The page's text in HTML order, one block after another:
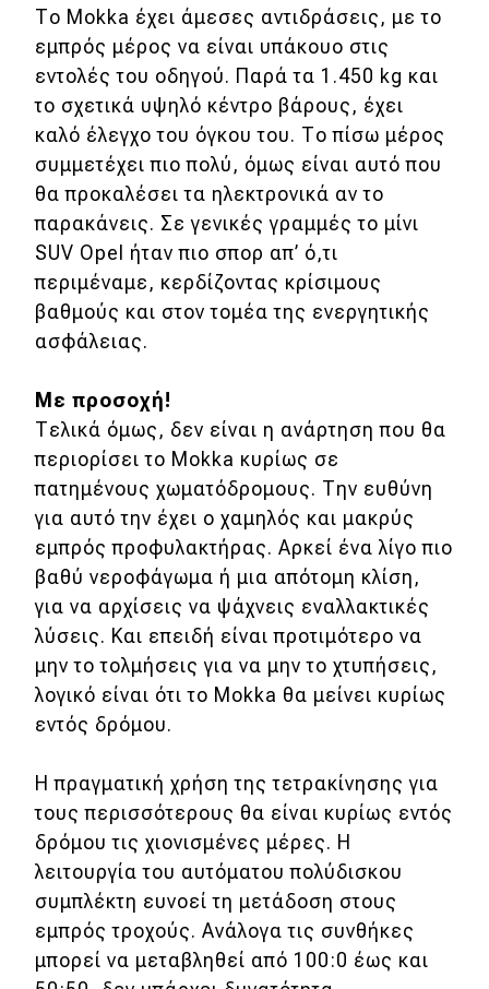
eDRIVE
DRIVE USED
Το Mokka έχει άμεσες αντιδράσεις, με το
εμπρός μέρος να είναι υπάκουο στις
εντολές του οδηγού. Παρά τα 1.450 kg και
το σχετικά υψηλό κέντρο βάρους, έχει
καλό έλεγχο του όγκου του. Το πίσω μέρος
συμμετέχει πιο πολύ, όμως είναι αυτό που
θα προκαλέσει τα ηλεκτρονικά αν το
παρακάνεις. Σε γενικές γραμμές το μίνι
SUV Opel ήταν πιο σπορ απ’ ό,τι
περιμέναμε, κερδίζοντας κρίσιμους
βαθμούς και στον τομέα της ενεργητικής
ασφάλειας.
Με προσοχή!
Τελικά όμως, δεν είναι η ανάρτηση που θα
περιορίσει το Mokka κυρίως σε
πατημένους χωματόδρομους. Την ευθύνη
για αυτό την έχει ο χαμηλός και μακρύς
εμπρός προφυλακτήρας. Αρκεί ένα λίγο πιο
βαθύ νεροφάγωμα ή μια απότομη κλίση,
για να αρχίσεις να ψάχνεις εναλλακτικές
λύσεις. Και επειδή είναι προτιμότερο να
μην το τολμήσεις για να μην το χτυπήσεις,
λογικό είναι ότι το Mokka θα μείνει κυρίως
εντός δρόμου.
Η πραγματική χρήση της τετρακίνησης για
τους περισσότερους θα είναι κυρίως εντός
δρόμου τις χιονισμένες μέρες. Η
λειτουργία του αυτόματου πολύδισκου
συμπλέκτη ευνοεί τη μετάδοση στους
εμπρός τροχούς. Ανάλογα τις συνθήκες
μπορεί να μεταβληθεί από 100:0 έως και